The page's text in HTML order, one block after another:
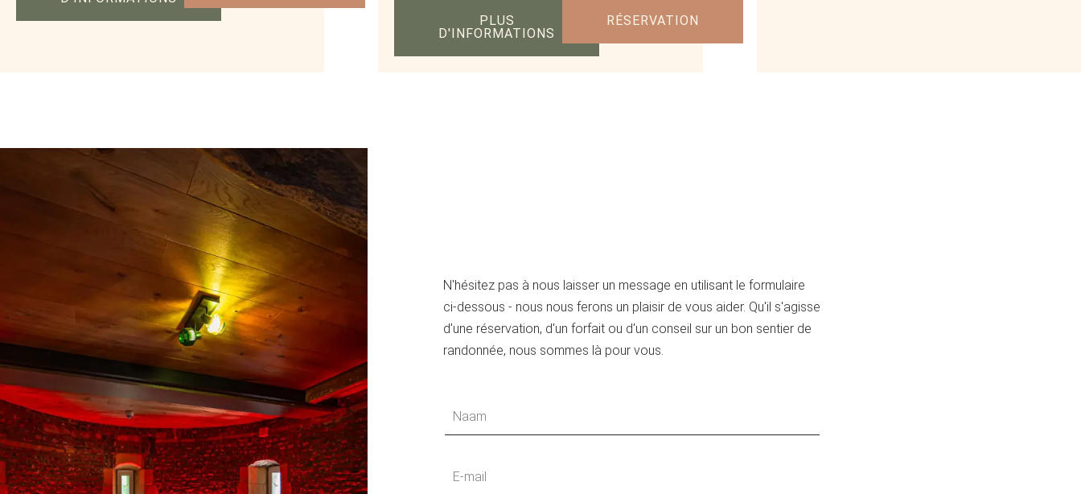
PLUS
D'INFORMATIONS
RÉSERVATION
N'hésitez pas à nous laisser un message en utilisant le formulaire
ci-dessous - nous nous ferons un plaisir de vous aider. Qu'il s'agisse
d'une réservation, d'un forfait ou d'un conseil sur un bon sentier de
randonnée, nous sommes là pour vous.